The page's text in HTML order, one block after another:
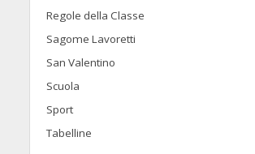
Regole della Classe
Sagome Lavoretti
San Valentino
Scuola
Sport
Tabelline